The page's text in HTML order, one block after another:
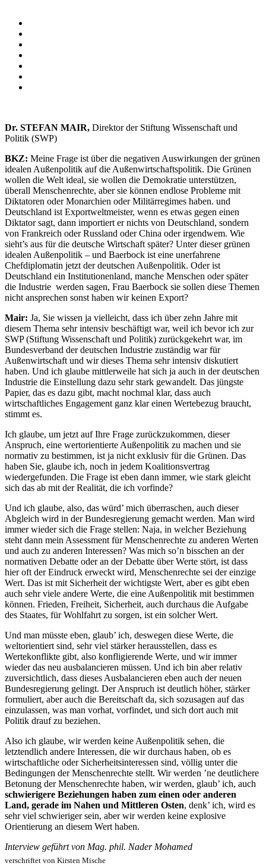
Dr. STEFAN MAIR, Direktor der Stiftung Wissenschaft und
Politik (SWP)
BKZ: Meine Frage ist über die negativen Auswirkungen der grünen
idealen Außenpolitik auf die Außenwirtschaftspolitik. Die Grünen
wollen die Welt ideal, sie wollen die Demokratie unterstützen,
überall Menschenrechte, aber sie können endlose Probleme mit
Diktatoren oder Monarchien oder Militärregimes haben. und
Deutschland ist Exportweltmeister, wenn es etwas gegen einen
Diktator sagt, dann importiert er nichts von Deutschland, sondern
von Frankreich oder Russland oder China oder irgendwem. Wie
sieht’s aus für die deutsche Wirtschaft später? Unter dieser grünen
idealen Außenpolitik – und Baerbock ist eine unerfahrene
Chefdiplomatin jetzt der deutschen Außenpolitik. Oder ist
Deutschland ein Institutionenland, manche Menschen oder später
die Industrie werden sagen, Frau Baerbock sie sollen diese Themen
nicht ansprechen sonst haben wir keinen Export?
Mair: Ja, Sie wissen ja vielleicht, dass ich über zehn Jahre mit
diesem Thema sehr intensiv beschäftigt war, weil ich bevor ich zur
SWP (Stiftung Wissenschaft und Politik) zurückgekehrt war, im
Bundesverband der deutschen Industrie zuständig war für
Außenwirtschaft und wir dieses Thema sehr intensiv diskutiert
haben. Und ich glaube mittlerweile hat sich ja auch in der deutschen
Industrie die Einstellung dazu sehr stark gewandelt. Das jüngste
Papier, das es dazu gibt, macht nochmal klar, dass auch
wirtschaftliches Engagement ganz klar einen Wertebezug braucht,
stimmt es.
Ich glaube, um jetzt auf Ihre Frage zurückzukommen, dieser
Anspruch, eine wertorientierte Außenpolitik zu machen und sie
normativ zu bestimmen, ist ja nicht exklusiv für die Grünen. Das
haben Sie, glaube ich, noch in jedem Koalitionsvertrag
wiedergefunden. Die Frage ist eben dann immer, wie stark gleicht
sich das ab mit der Realität, die ich vorfinde?
Und ich glaube, also, das würd’ mich überraschen, auch dieser
Abgleich wird in der Bundesregierung gemacht werden. Man wird
immer wieder sich die Frage stellen: Naja, in welcher Beziehung
steht dann mein Assessment für Menschenrechte zu anderen Werten
und auch zu anderen Interessen? Was mich so’n bisschen an der
normativen Debatte oder an der Debatte über Werte stört, ist dass
hier oft der Eindruck erweckt wird, Menschenrechte sei der einzige
Wert. Das ist mit Sicherheit der wichtigste Wert, aber es gibt eben
auch sehr viele andere Werte, die eine Außenpolitik mit bestimmen
können. Frieden, Freiheit, Sicherheit, auch durchaus die Aufgabe
des Staates, für Wohlfahrt zu sorgen, ist ein solcher Wert.
Und man müsste eben, glaub’ ich, deswegen diese Werte, die
weltorientiert sind, sehr viel stärker herausstellen, dass es
Wertekonflikte gibt, also konfligierende Werte, und wir immer
wieder das neu ausbalancieren müssen. Und ich bin aber relativ
zuversichtlich, dass dieses Ausbalancieren eben auch der neuen
Bundesregierung gelingt. Der Anspruch ist deutlich höher, stärker
formuliert, aber auch die Bereitschaft da, sich sozusagen auf das
einzulassen, was man vorhat, vorfindet, und sich dort auch mit
Politik drauf zu beziehen.
Also ich glaube, wir werden keine Außenpolitik sehen, die
letztendlich andere Interessen, die wir durchaus haben, ob es
wirtschaftliche oder Sicherheitsinteressen sind, völlig unter die
Bedingungen der Menschenrechte stellt. Wir werden ’ne deutlichere
Betonung der Menschenrechte haben, wir werden, glaub’ ich, auch
schwierigere Beziehungen haben zum einen oder anderen
Land, gerade im Nahen und Mittleren Osten, denk’ ich, wird es
sehr viel schwieriger sein, aber wir werden keine explosive
Orientierung an diesem Wert haben.
Interview geführt von Mag. phil. Nader Mohamed
verschriftet von Kirsten Mische